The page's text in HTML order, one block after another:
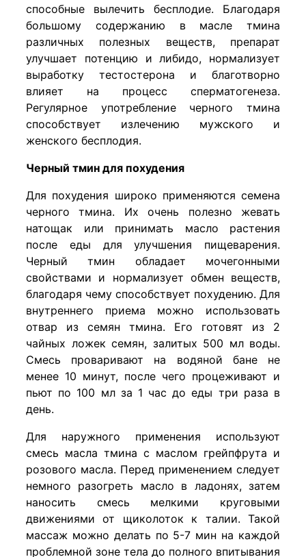
способные вылечить бесплодие. Благодаря
большому содержанию в масле тмина
различных полезных веществ, препарат
улучшает потенцию и либидо, нормализует
выработку тестостерона и благотворно
влияет на процесс сперматогенеза.
Регулярное употребление черного тмина
способствует излечению мужского и
женского бесплодия.
Черный тмин для похудения
Для похудения широко применяются семена
черного тмина. Их очень полезно жевать
натощак или принимать масло растения
после еды для улучшения пищеварения.
Черный тмин обладает мочегонными
свойствами и нормализует обмен веществ,
благодаря чему способствует похудению. Для
внутреннего приема можно использовать
отвар из семян тмина. Его готовят из 2
чайных ложек семян, залитых 500 мл воды.
Смесь проваривают на водяной бане не
менее 10 минут, после чего процеживают и
пьют по 100 мл за 1 час до еды три раза в
день.
Для наружного применения используют
смесь масла тмина с маслом грейпфрута и
розового масла. Перед применением следует
немного разогреть масло в ладонях, затем
наносить смесь мелкими круговыми
движениями от щиколоток к талии. Такой
массаж можно делать по 5-7 мин на каждой
проблемной зоне тела до полного впитывания